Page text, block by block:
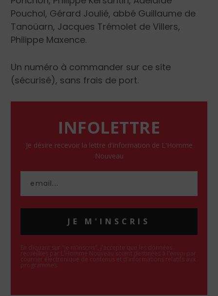
Pouchol, Gérard Joulié, abbé Guillaume de
Tanoüarn, Jacques Trémolet de Villers,
Philippe Maxence.
Un numéro à commander sur ce site
(sécurisé), sans frais de port.
INFOLETTRE
Je désire recevoir la lettre d'information de L'Homme
Nouveau
JE M'INSCRIS
En cliquant sur "Je m'inscris", j'accepte que les données
recueillies par L'Homme Nouveau soient destinées à l'envoi par
courrier électronique de contenus et d'informations relatifs aux
programmes.